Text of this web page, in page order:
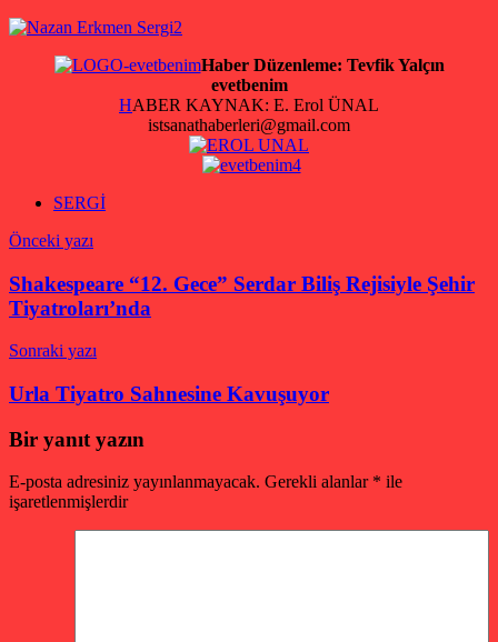
Haber Düzenleme: Tevfik Yalçın
evetbenim
HABER KAYNAK: E. Erol ÜNAL
istsanathaberleri@gmail.com
SERGİ
Yazı
gezinmesi
Önceki yazı
Shakespeare “12. Gece” Serdar Biliş Rejisiyle Şehir
Tiyatroları’nda
Sonraki yazı
Urla Tiyatro Sahnesine Kavuşuyor
Bir yanıt yazın
E-posta adresiniz yayınlanmayacak. Gerekli alanlar * ile
işaretlenmişlerdir